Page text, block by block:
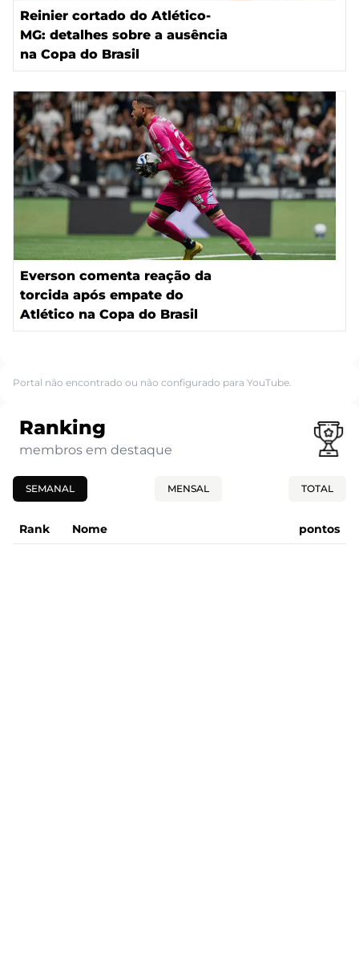
Reinier cortado do Atlético-
MG: detalhes sobre a ausência
na Copa do Brasil
Everson comenta reação da
torcida após empate do
Atlético na Copa do Brasil
Portal não encontrado ou não configurado para YouTube.
Ranking
membros em destaque
SEMANAL MENSAL TOTAL
Rank Nome pontos